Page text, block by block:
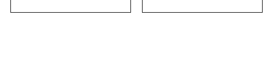
お土産・ばらまき用ま